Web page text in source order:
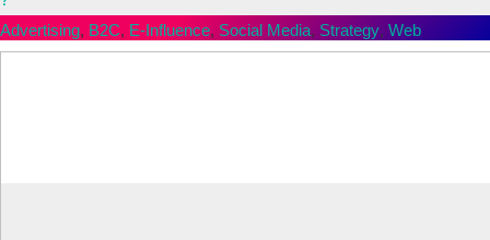
Advertising, B2C, E-Influence, Social Media, Strategy, Web